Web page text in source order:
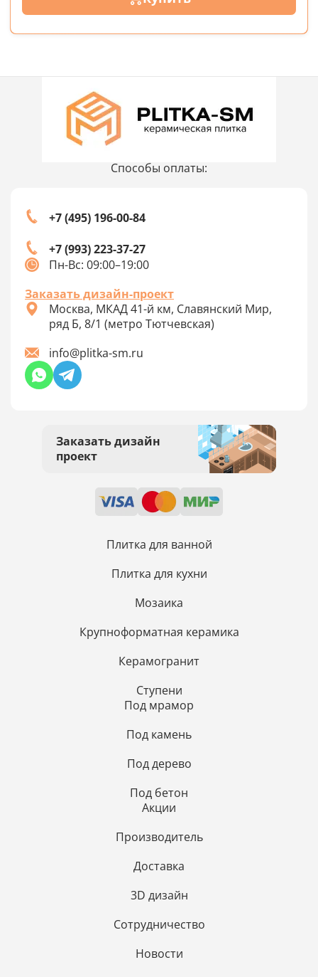
Способы оплаты:
Плитка для ванной
Плитка для кухни
Мозаика
Крупноформатная керамика
Керамогранит
Ступени
Под мрамор
Под камень
Под дерево
Под бетон
Акции
Производитель
Доставка
3D дизайн
Сотрудничество
Новости
Заказать дизайн
проект
+7 (495) 196-00-84
+7 (993) 223-37-27
Пн-Вс: 09:00–19:00
Заказать дизайн-проект
Москва, МКАД 41-й км, Славянский Мир,
ряд Б, 8/1 (метро Тютчевская)
info@plitka-sm.ru